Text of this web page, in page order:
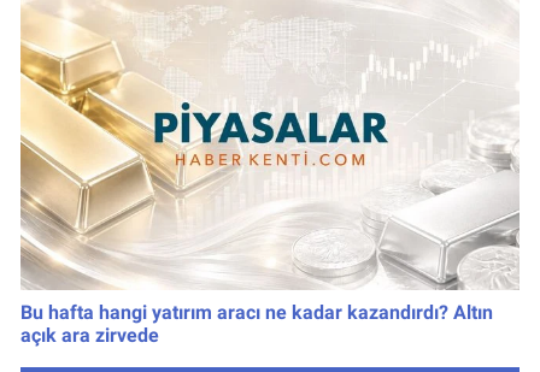
Bu hafta hangi yatırım aracı ne kadar kazandırdı? Altın
açık ara zirvede